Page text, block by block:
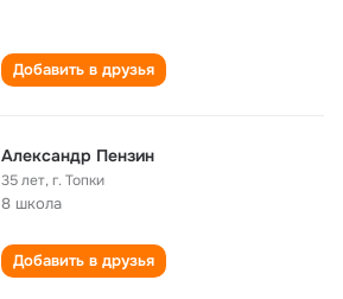
Добавить в друзья
Александр Пензин
35 лет,г. Топки
8 школа
Добавить в друзья